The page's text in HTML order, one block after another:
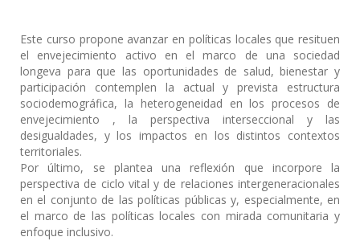
Este curso propone avanzar en políticas locales que resituen
el envejecimiento activo en el marco de una sociedad
longeva para que las oportunidades de salud, bienestar y
participación contemplen la actual y prevista estructura
sociodemográfica, la heterogeneidad en los procesos de
envejecimiento , la perspectiva interseccional y las
desigualdades, y los impactos en los distintos contextos
territoriales.
Por último, se plantea una reflexión que incorpore la
perspectiva de ciclo vital y de relaciones intergeneracionales
en el conjunto de las políticas públicas y, especialmente, en
el marco de las políticas locales con mirada comunitaria y
enfoque inclusivo.